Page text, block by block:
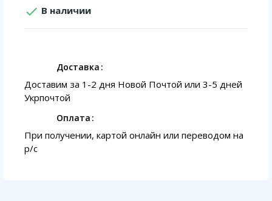
 В наличии
Доставка
Доставим за 1-2 дня Новой Почтой или 3-5 дней
Укрпочтой
Оплата
При получении, картой онлайн или переводом на
p/с